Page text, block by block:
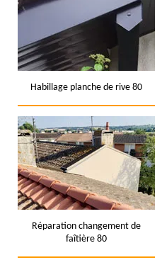
Habillage planche de rive 80
Réparation changement de
faîtière 80